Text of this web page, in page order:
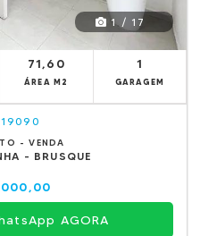
1 / 17
71,60
ÁREA M2
1
GARAGEM
- VENDA
- BRUSQUE
AGORA